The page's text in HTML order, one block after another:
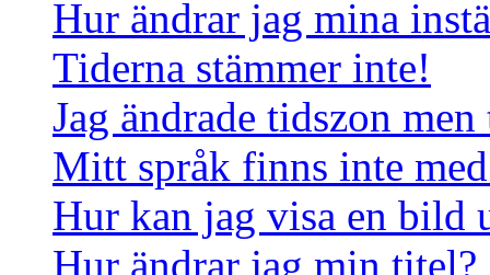
Hur ändrar jag mina
Tiderna stämmer inte!
Jag ändrade tidszon
Mitt språk finns inte
Hur kan jag visa en bild
Hur ändrar jag min titel?